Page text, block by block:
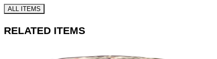
ALL ITEMS
RELATED ITEMS